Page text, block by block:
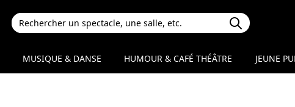
MUSIQUE & DANSE HUMOUR & CAFÉ THÉÂTRE JEUNE